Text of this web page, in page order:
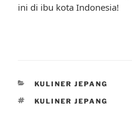
ini di ibu kota Indonesia!
CATEGORIES
KULINER JEPANG
TAGS
KULINER JEPANG